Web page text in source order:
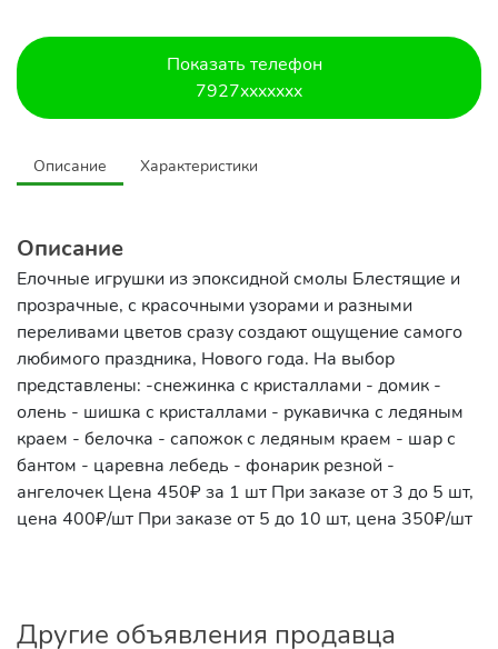
Показать телефон
7927xxxxxxx
Описание Характеристики
Описание
Елочные игрушки из эпоксидной смолы Блестящие и
прозрачные, с красочными узорами и разными
переливами цветов сразу создают ощущение самого
любимого праздника, Нового года. На выбор
представлены: -снежинка с кристаллами - домик -
олень - шишка с кристаллами - рукавичка с ледяным
краем - белочка - сапожок с ледяным краем - шар с
бантом - царевна лебедь - фонарик резной -
ангелочек Цена 450₽ за 1 шт При заказе от 3 до 5 шт,
цена 400₽/шт При заказе от 5 до 10 шт, цена 350₽/шт
Другие объявления продавца